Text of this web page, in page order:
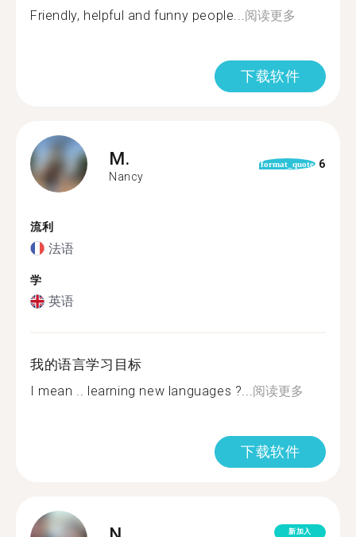
Friendly, helpful and funny people...阅读更多
下载软件
M.
Nancy
format_quote 6
流利
法语
学
英语
我的语言学习目标
I mean .. learning new languages ?...阅读更多
下载软件
新加入